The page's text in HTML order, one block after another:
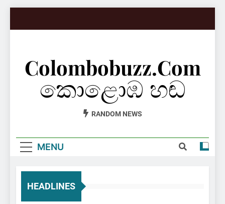
Colombobuzz.com
කොළොඹ හඬ
RANDOM NEWS
MENU
HEADLINES